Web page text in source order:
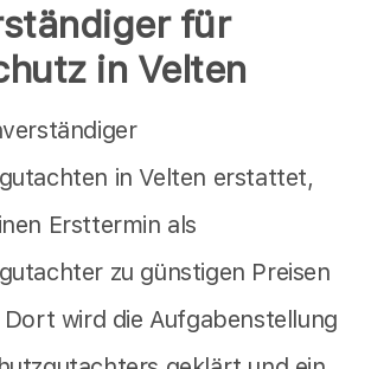
für
in Velten
in Velten erstattet,
Ersttermin als
zu günstigen Preisen
wird die Aufgabenstellung